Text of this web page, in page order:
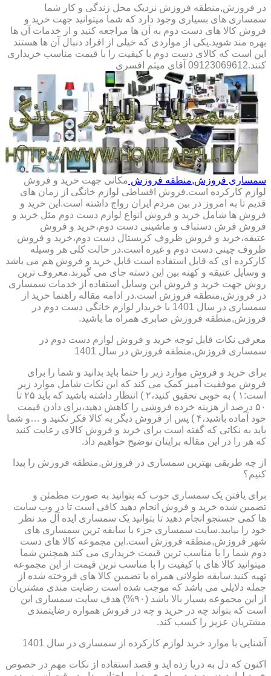
در فروزش,منطقه فروزش نزدیک محل زندگی و کار شما
سمساری های بسیاری وجود دارد که شما میتوانید جهت خرید و
فروش کالا های دست دوم به آن ها مراجعه کنید و از خدمات آن ها
بهره مند شوید.یکی از مواردی که خیلی از افراد دنبال آن ها هستند
این است که کالای دست دوم با کیفیت را با قیمت مناسب خریداری
کنند.09123069612 آقای میثم افسری
سمساری فروزش,منطقه فروزش مکانی جهت خرید و فروش
لوازم کارکرده است.فروش اقساطی لوازم خانگی از زمان های
قدیم تا به امروز در بین مردم ایران رواج داشته است.این خرید و
فروش ها شامل خرید و فروش انواع لوازم دست دوم مثل خرید و
فروش فرش دستباف و ماشینی دست دوم،خرید و فروش
عتیقه،خرید و فروش ظروف کریستال دست دوم،خرید و فروش
ظروف چینی دست دوم و غیره است.در حالت کلی هر وسیله
کارکرده ای که قابل استفاده است قابل خرید و فروش هم می باشد
و وسایل عتیقه و کهنه بین این دسته جای می گیرند.معروف ترین
روش جهت خرید و فروش این وسایل استفاده از خدمات سمساری
در فروزش,منطقه فروزش است.در ادامه مقاله راهنما خرید از
سمساری در سال 1401 با خریدار لوازم خانگی دست دوم در
فروزش,منطقه فروزش صابری همراه ما باشید.
معرفی نکات قابل توجه خرید و فروش لوازم دست دوم در
سمساری فروزش,منطقه فروزش در سال 1401
برای خرید و فروش موارد زیر را حتما باید بدانید و شما را برای
فروش موفقیت آمیز کمک می کند که این نکات شامل موارد زیر
است:۱ ) به خوبی تحقیق کنید،۲ ) انتظار داشته باشید که باید ۲۵ تا
۵۰ درصد از هزینه خرده فروشی را کاهش دهید،برای دادن قیمت
خود آماده باشید،۴ ) پس از فروش دیگر به کالا فکر نکنید و …و شما
باید به نکاتی که گفته است برای خرید و فروش کالای رعایت کنید
که هر را در این مقاله برایتان توضیح خواهیم داد.
از چه طریقی بهترین سمساری در فروزش,منطقه فروزش را پیدا
کنیم؟
برای یافتن یک سمساری خوب که بتوانید به صورت مطمئن و
تضمین شده خرید و فروش انجام دهید کافی است تا در وب سایت
ها کمی جستجو انجام دهید تا بتوانید یک سمساری ایده آل مد نظر
خود را بیابید.سایت سمساری جزء با سابقه ترین سمساری های
شهر فروزش,منطقه فروزش است.این مجموعه کالا های دست
دوم شما را با مناسب ترین قیمت خریداری می کند همچنین شما
میتوانید کالا های با کیفیت را با مناسب ترین قیمت از این مجموعه
تهیه کنید.سابقه طولانی همراه با تضمین کالا های فروخته شده از
جمله دلایلی می باشد که موجب شده است رضایت مندی مشتریان
از این مجموعه بسیار بالا باشد (۹۰%) هدف سایت سمساری این
است که بتواند چه در خرید و چه در فروش همواره رضایتمندی
مشتریان عزیز را کسب کند.
آشنایی با موارد خرید لوازم کارکرده از سمساری در سال 1401
اکنون که دل به دریا زده اید و قصد استفاده از نکات مهم در خصوص